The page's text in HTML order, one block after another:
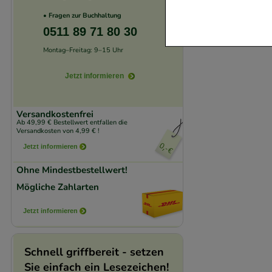
Website
verzichtet werden
• Fragen zur Buchhaltung
0511 89 71 80 30
Montag–Freitag: 9–15 Uhr
Jetzt informieren
Versandkostenfrei
Ab 49,99 € Bestellwert entfallen die
Versandkosten von 4,99 € !
Jetzt informieren
Ohne Mindestbestellwert!
Mögliche Zahlarten
Jetzt informieren
Schnell griffbereit - setzen
Sie einfach ein Lesezeichen!